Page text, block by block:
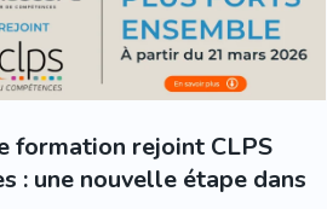
formation rejoint CLPS
: une nouvelle étape dans